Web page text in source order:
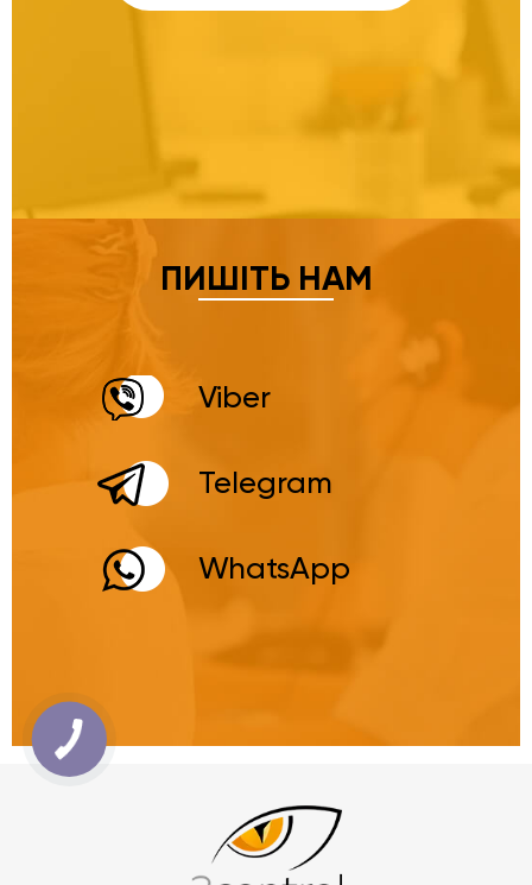
ПИШІТЬ НАМ
Viber
Telegram
WhatsApp